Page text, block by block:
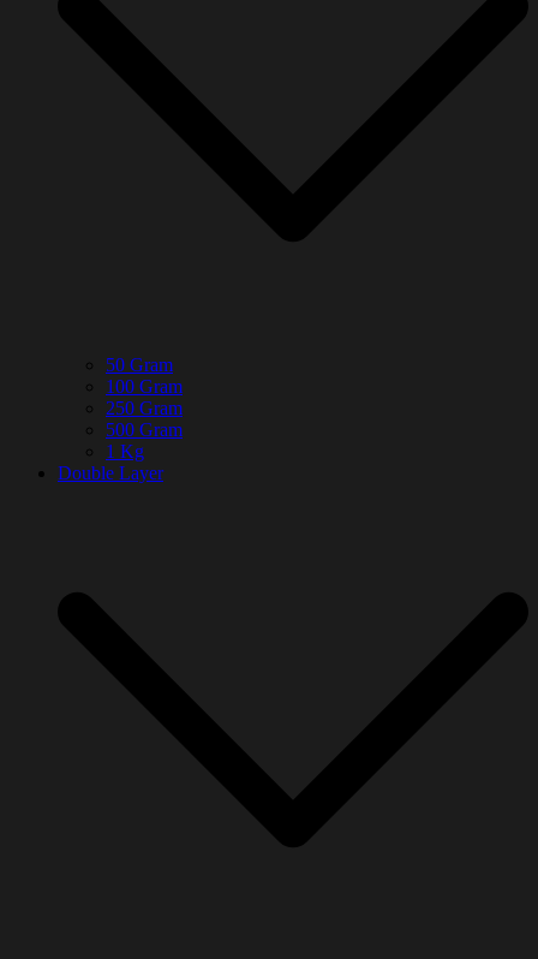
50 Gram
100 Gram
250 Gram
500 Gram
1 Kg
Double Layer